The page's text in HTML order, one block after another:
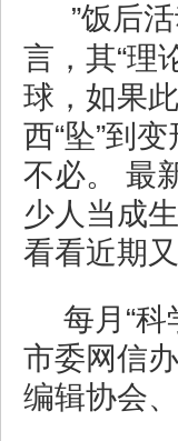
”饭后
言，其“理
球，如果
西“坠”到
不必。 最
少人当成
看看近期
每月“
市委网信
编辑协会